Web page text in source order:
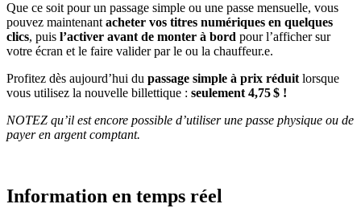
Que ce soit pour un passage simple ou une passe mensuelle, vous
pouvez maintenant acheter vos titres numériques en quelques
clics, puis l’activer avant de monter à bord pour l’afficher sur
votre écran et le faire valider par le ou la chauffeur.e.
Profitez dès aujourd’hui du passage simple à prix réduit lorsque
vous utilisez la nouvelle billettique : seulement 4,75 $ !
NOTEZ qu’il est encore possible d’utiliser une passe physique ou de
payer en argent comptant.
Information en temps réel